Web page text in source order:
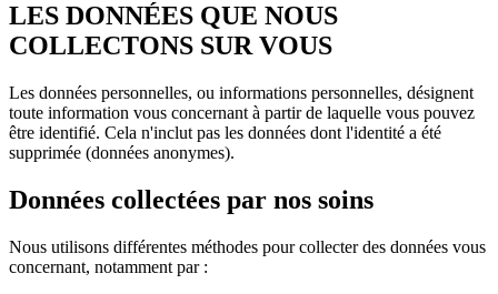
LES DONNÉES QUE NOUS
COLLECTONS SUR VOUS
Les données personnelles, ou informations personnelles, désignent
toute information vous concernant à partir de laquelle vous pouvez
être identifié. Cela n'inclut pas les données dont l'identité a été
supprimée (données anonymes).
Données collectées par nos soins
Nous utilisons différentes méthodes pour collecter des données vous
concernant, notamment par :